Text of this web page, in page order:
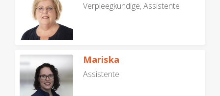
Verpleegkundige, Assistente
Mariska
Assistente